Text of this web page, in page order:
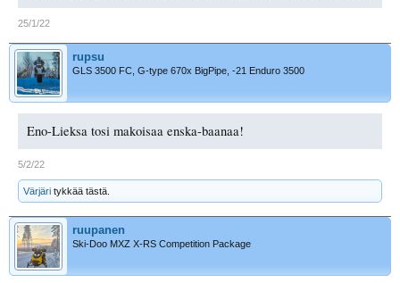
25/1/22
rupsu
GLS 3500 FC, G-type 670x BigPipe, -21 Enduro 3500
Eno-Lieksa tosi makoisaa enska-baanaa!
5/2/22
Värjäri tykkää tästä.
ruupanen
Ski-Doo MXZ X-RS Competition Package